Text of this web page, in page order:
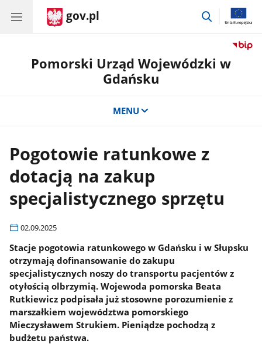
gov.pl
przejdź
Pomorski Urząd Wojewódzki w
Gdańsku
MENU
Pogotowie ratunkowe z
dotacją na zakup
specjalistycznego sprzętu
02.09.2025
Stacje pogotowia ratunkowego w Gdańsku i w Słupsku
otrzymają dofinansowanie do zakupu
specjalistycznych noszy do transportu pacjentów z
otyłością olbrzymią. Wojewoda pomorska Beata
Rutkiewicz podpisała już stosowne porozumienie z
marszałkiem województwa pomorskiego
Mieczysławem Strukiem. Pieniądze pochodzą z
budżetu państwa.